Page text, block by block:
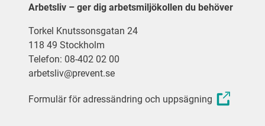
Arbetsliv – ger dig arbetsmiljökollen du behöver
Torkel Knutssonsgatan 24
118 49 Stockholm
Telefon: 08-402 02 00
arbetsliv@prevent.se
Formulär för adressändring och uppsägning